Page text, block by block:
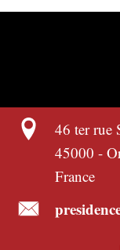
46 ter rue
45000 -
France